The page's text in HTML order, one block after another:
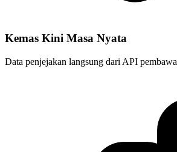
Kemas Kini Masa Nyata
Data penjejakan langsung dari API pembawa